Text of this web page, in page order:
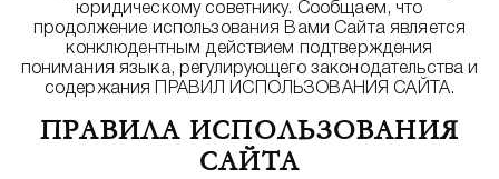
юридическому советнику. Сообщаем, что
продолжение использования Вами Сайта является
конклюдентным действием подтверждения
понимания языка, регулирующего законодательства и
содержания ПРАВИЛ ИСПОЛЬЗОВАНИЯ САЙТА.
ПРАВИЛА ИСПОЛЬЗОВАНИЯ
САЙТА